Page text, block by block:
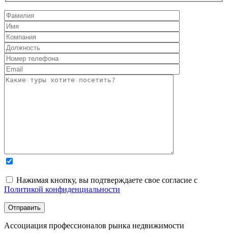
Нажимая кнопку, вы подтверждаете свое согласие с
Политикой конфиденциальности
Ассоциация профессионалов рынка недвижимости